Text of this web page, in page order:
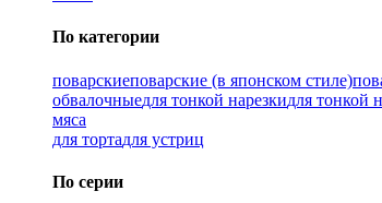
По категории
поварскиеповарские (в японском стиле)
обвалочныедля тонкой нарезкидля тонкой
мяса
для тортадля устриц
По серии